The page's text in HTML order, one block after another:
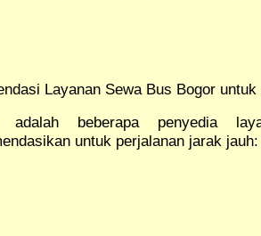
Layanan Sewa Bus Bogor
adalah beberapa penyedia
untuk perjalanan jarak jauh: